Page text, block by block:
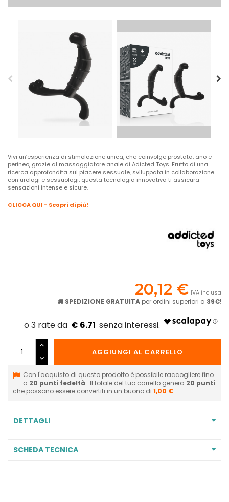
Vivi un’esperienza di stimolazione unica, che coinvolge prostata, ano e
perineo, grazie al massaggiatore anale di Adicted Toys. Frutto di una
ricerca approfondita sul piacere sessuale, sviluppata in collaborazione
con urologi e sessuologi, questa tecnologia innovativa ti assicura
sensazioni intense e sicure.
CLICCA QUI - Scopri di più!
20,12 € IVA inclusa
SPEDIZIONE GRATUITA per ordini superiori a 39€!
€ 6.71
AGGIUNGI AL CARRELLO
Con l'acquisto di questo prodotto è possibile raccogliere fino
a 20 punti fedeltà . Il totale del tuo carrello genera 20 punti
che possono essere convertiti in un buono di 1,00 €.
DETTAGLI
SCHEDA TECNICA